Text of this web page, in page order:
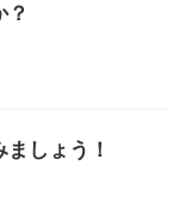
？
しょう！